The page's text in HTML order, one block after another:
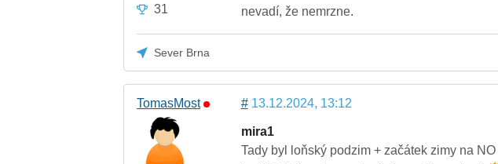
31
nevadí, že nemrzne.
Sever Brna
TomasMost #13.12.2024, 13:12
mira1
Tady byl loňský podzim + začátek zimy na